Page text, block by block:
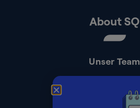
About SQ
Unser Team
Presse